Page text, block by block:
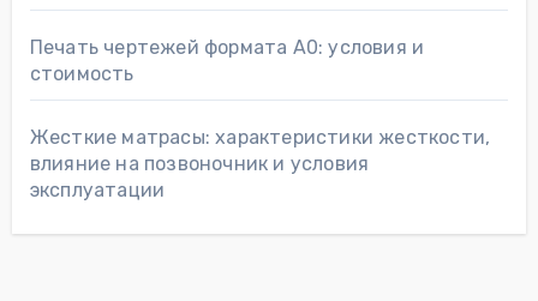
Печать чертежей формата А0: условия и
стоимость
Жесткие матрасы: характеристики жесткости,
влияние на позвоночник и условия
эксплуатации